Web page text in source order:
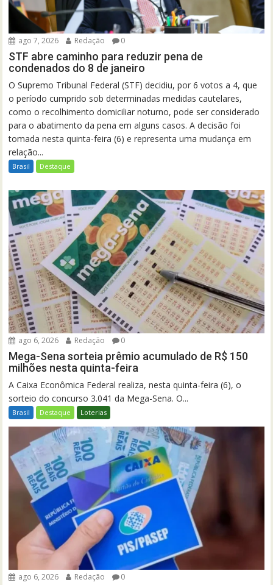
ago 7, 2026 Redação 0
STF abre caminho para reduzir pena de
condenados do 8 de janeiro
O Supremo Tribunal Federal (STF) decidiu, por 6 votos a 4, que
o período cumprido sob determinadas medidas cautelares,
como o recolhimento domiciliar noturno, pode ser considerado
para o abatimento da pena em alguns casos. A decisão foi
tomada nesta quinta-feira (6) e representa uma mudança em
relação...
Brasil Destaque
ago 6, 2026 Redação 0
Mega-Sena sorteia prêmio acumulado de R$ 150
milhões nesta quinta-feira
A Caixa Econômica Federal realiza, nesta quinta-feira (6), o
sorteio do concurso 3.041 da Mega-Sena. O...
Brasil Destaque Loterias
ago 6, 2026 Redação 0